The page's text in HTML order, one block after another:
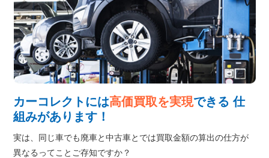
カーコレクトには高価買取を実現できる 仕
組みがあります！
実は、同じ車でも廃車と中古車とでは買取金額の算出の仕方が
異なるってことご存知ですか？